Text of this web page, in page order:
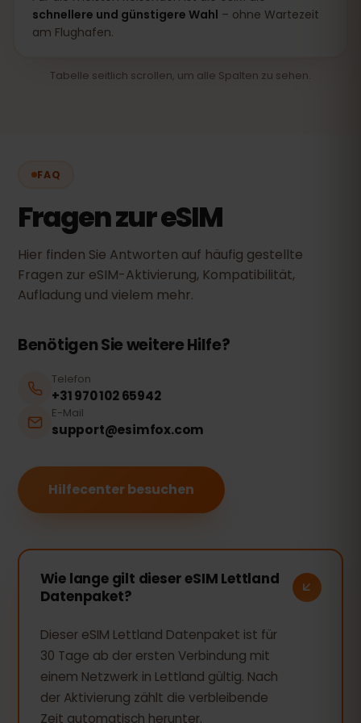
schnellere und günstigere Wahl – ohne Wartezeit
am Flughafen.
Tabelle seitlich scrollen, um alle Spalten zu sehen.
FAQ
Fragen zur eSIM
Hier finden Sie Antworten auf häufig gestellte
Fragen zur eSIM-Aktivierung, Kompatibilität,
Aufladung und vielem mehr.
Benötigen Sie weitere Hilfe?
Telefon
+31 970 102 65942
E-Mail
support@esimfox.com
Hilfecenter besuchen
Wie lange gilt dieser eSIM Lettland
Datenpaket?
Dieser eSIM Lettland Datenpaket ist für
30 Tage ab der ersten Verbindung mit
einem Netzwerk in Lettland gültig. Nach
der Aktivierung zählt die verbleibende
Zeit automatisch herunter.